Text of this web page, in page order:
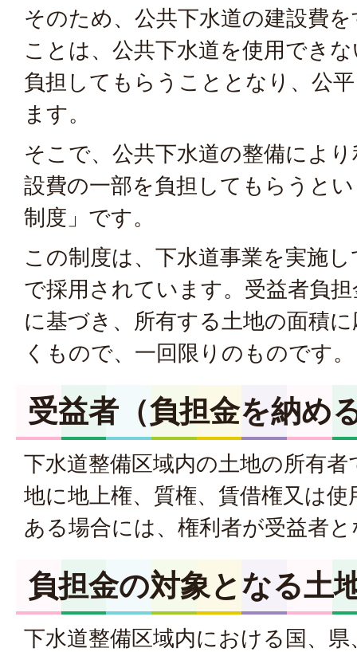
そのため、公共下水道の建設費
ことは、公共下水道を使用でき
負担してもらうこととなり、公
ます。
そこで、公共下水道の整備によ
設費の一部を負担してもらうと
制度」です。
この制度は、下水道事業を実施
で採用されています。受益者負
に基づき、所有する土地の面積
くもので、一回限りのものです。
受益者（負担金を納め
下水道整備区域内の土地の所有
地に地上権、質権、賃借権又は
ある場合には、権利者が受益者
負担金の対象となる土
下水道整備区域内における国、